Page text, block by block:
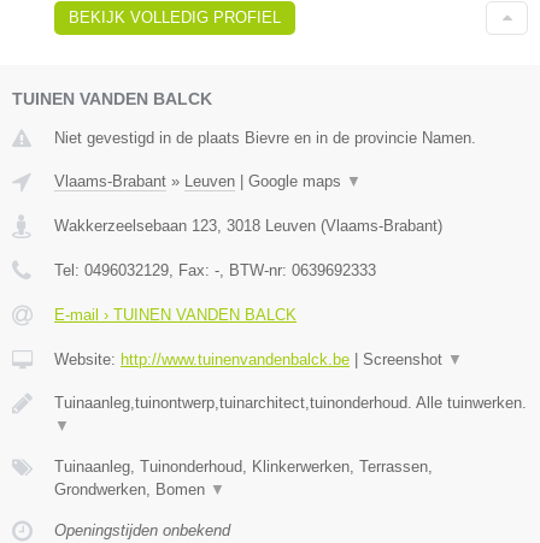
BEKIJK VOLLEDIG PROFIEL
TUINEN VANDEN BALCK
Niet gevestigd in de plaats Bievre en in de provincie Namen.
Vlaams-Brabant » Leuven Google maps ▼
Wakkerzeelsebaan 123 3018 Leuven (Vlaams-Brabant)
Tel: 0496032129 , Fax: - , BTW-nr: 0639692333
E-mail › TUINEN VANDEN BALCK
Website: http://www.tuinenvandenbalck.be Screenshot ▼
Tuinaanleg,tuinontwerp,tuinarchitect,tuinonderhoud. Alle tuinwerken.
▼
Tuinaanleg, Tuinonderhoud, Klinkerwerken, Terrassen,
Grondwerken, Bomen ▼
Openingstijden onbekend